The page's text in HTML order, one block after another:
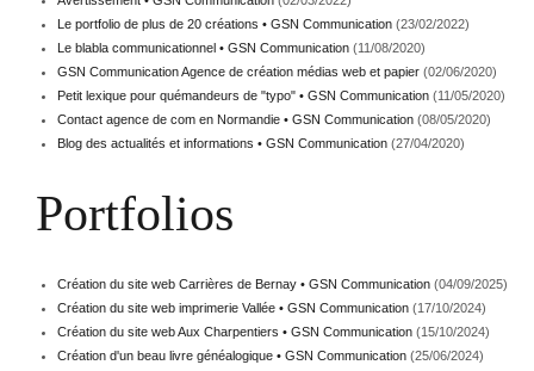
Le portfolio de plus de 20 créations • GSN Communication (23/02/2022)
Le blabla communicationnel • GSN Communication (11/08/2020)
GSN Communication Agence de création médias web et papier (02/06/2020)
Petit lexique pour quémandeurs de "typo" • GSN Communication (11/05/2020)
Contact agence de com en Normandie • GSN Communication (08/05/2020)
Blog des actualités et informations • GSN Communication (27/04/2020)
Portfolios
Création du site web Carrières de Bernay • GSN Communication (04/09/2025)
Création du site web imprimerie Vallée • GSN Communication (17/10/2024)
Création du site web Aux Charpentiers • GSN Communication (15/10/2024)
Création d'un beau livre généalogique • GSN Communication (25/06/2024)